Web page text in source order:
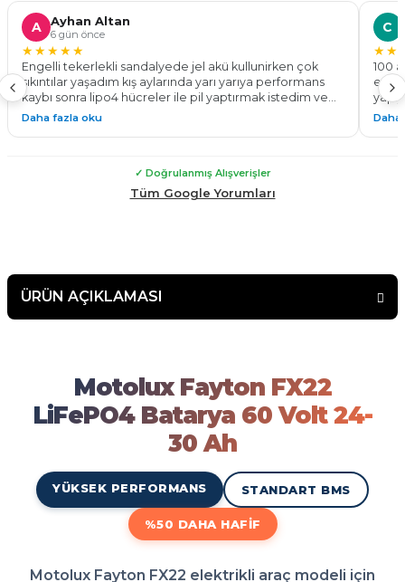
A Ayhan Altan
6 gün önce
★★★★★
Engelli tekerlekli sandalyede jel akü kullunirken çok
sıkıntılar yaşadım kış aylarında yarı yarıya performans
kaybı sonra lipo4 hücreler ile pil yaptırmak istedim ve
bu işin ustası the dekar energy ile tanıştım 24v 100 a pil
yardımlarından dolayı çok teşekkür ederim. Güvenle
malının arkasında duran bir firma çekinmeden alış veriş
Daha fazla oku
C
100
Daha
✓ Doğrulanmış Alışverişler
Tüm Google Yorumları
ÜRÜN AÇIKLAMASI
Motolux Fayton FX22 LiFePO4 Batarya 60 Volt 24-30 Ah modeli elektrikli aracınız